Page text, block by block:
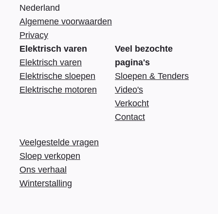
Nederland
Algemene voorwaarden
Privacy
Elektrisch varen
Elektrisch varen
Elektrische sloepen
Elektrische motoren
Veel bezochte
pagina's
Sloepen & Tenders
Video's
Verkocht
Contact
Veelgestelde vragen
Sloep verkopen
Ons verhaal
Winterstalling